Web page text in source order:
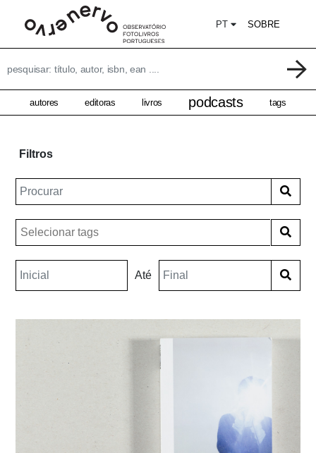
PT SOBRE
autores editoras livros podcasts tags
Filtros
Até